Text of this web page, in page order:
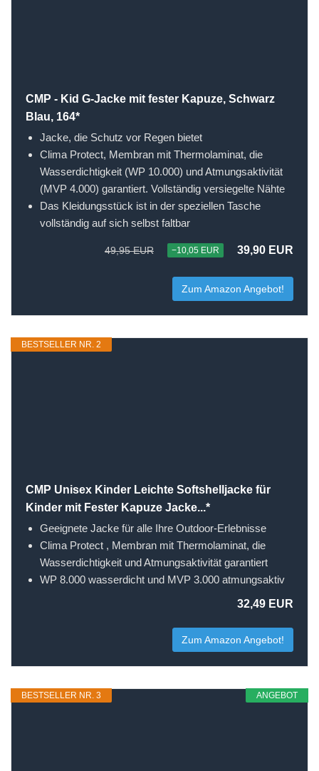
CMP - Kid G-Jacke mit fester Kapuze, Schwarz
Blau, 164*
Jacke, die Schutz vor Regen bietet
Clima Protect, Membran mit Thermolaminat, die
Wasserdichtigkeit (WP 10.000) und Atmungsaktivität
(MVP 4.000) garantiert. Vollständig versiegelte Nähte
Das Kleidungsstück ist in der speziellen Tasche
vollständig auf sich selbst faltbar
49,95 EUR −10,05 EUR 39,90 EUR
Zum Amazon Angebot!
BESTSELLER NR. 2
CMP Unisex Kinder Leichte Softshelljacke für
Kinder mit Fester Kapuze Jacke...*
Geeignete Jacke für alle Ihre Outdoor-Erlebnisse
Clima Protect , Membran mit Thermolaminat, die
Wasserdichtigkeit und Atmungsaktivität garantiert
WP 8.000 wasserdicht und MVP 3.000 atmungsaktiv
32,49 EUR
Zum Amazon Angebot!
ANGEBOT
BESTSELLER NR. 3